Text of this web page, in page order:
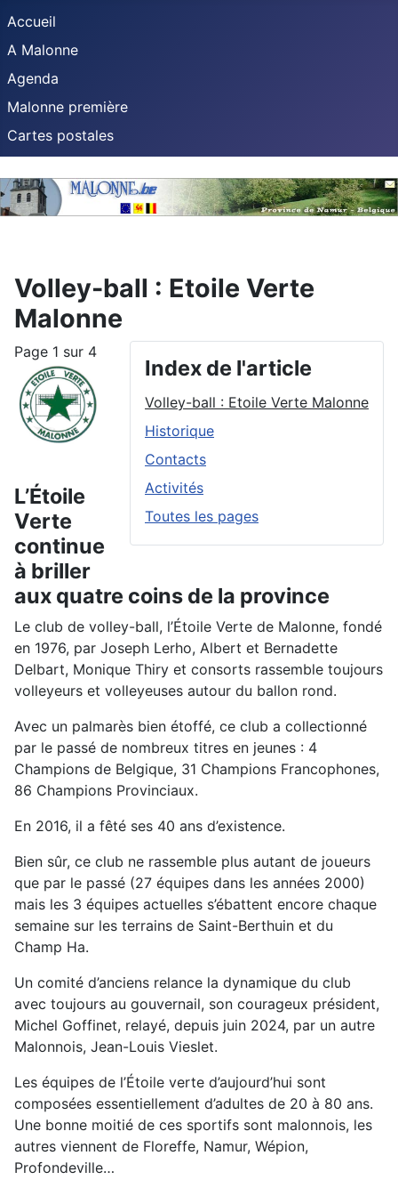
Accueil
A Malonne
Agenda
Malonne première
Cartes postales
Volley-ball : Etoile Verte
Malonne
Index de l'article
Volley-ball : Etoile Verte Malonne
Historique
Contacts
Activités
Toutes les pages
Page 1 sur 4
L’Étoile
Verte
continue
à briller
aux quatre coins de la province
Le club de volley-ball, l’Étoile Verte de Malonne, fondé
en 1976, par Joseph Lerho, Albert et Bernadette
Delbart, Monique Thiry et consorts rassemble toujours
volleyeurs et volleyeuses autour du ballon rond.
Avec un palmarès bien étoffé, ce club a collectionné
par le passé de nombreux titres en jeunes : 4
Champions de Belgique, 31 Champions Francophones,
86 Champions Provinciaux.
En 2016, il a fêté ses 40 ans d’existence.
Bien sûr, ce club ne rassemble plus autant de joueurs
que par le passé (27 équipes dans les années 2000)
mais les 3 équipes actuelles s’ébattent encore chaque
semaine sur les terrains de Saint-Berthuin et du
Champ Ha.
Un comité d’anciens relance la dynamique du club
avec toujours au gouvernail, son courageux président,
Michel Goffinet, relayé, depuis juin 2024, par un autre
Malonnois, Jean-Louis Vieslet.
Les équipes de l’Étoile verte d’aujourd’hui sont
composées essentiellement d’adultes de 20 à 80 ans.
Une bonne moitié de ces sportifs sont malonnois, les
autres viennent de Floreffe, Namur, Wépion,
Profondeville…